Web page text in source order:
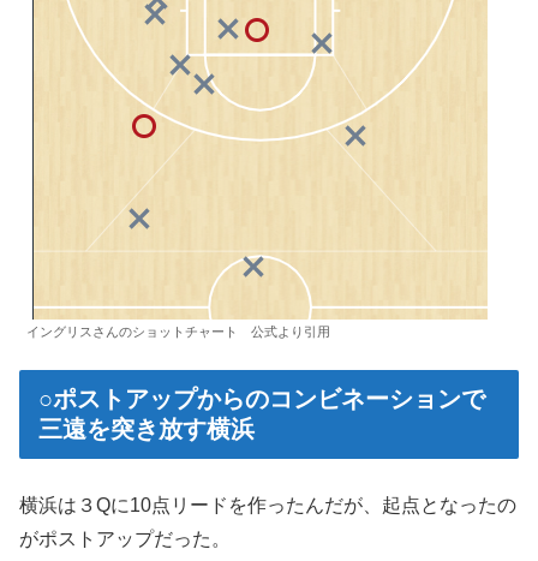
イングリスさんのショットチャート 公式より引用
○ポストアップからのコンビネーションで
三遠を突き放す横浜
横浜は３Qに10点リードを作ったんだが、起点となったの
がポストアップだった。